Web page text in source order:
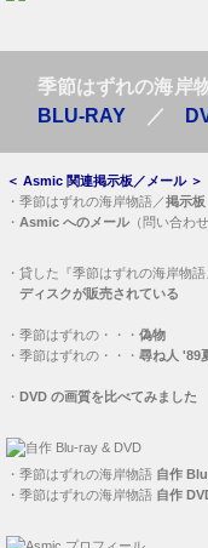
季節はずれの海岸
BLU-RAY ／
＜ Asmic 関連掲示板／メール＞
・ 季節はずれの海岸物語／掲示板
・ Asmic へのメール（問い合わせ
・ 貸した『季節はずれの海岸物語
ディスクが販売されている
・ 季節はずれの・・・ 偽物
・ 季節はずれの・・・ 尋ね人 '89
・ DVD の画質を比べてみました
・ 季節はずれの海岸物語 自作
・ 季節はずれの海岸物語 自作